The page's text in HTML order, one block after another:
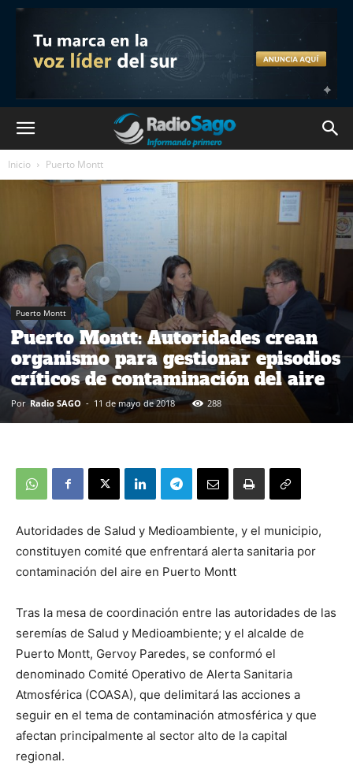
Inicio Puerto Montt
Puerto Montt
Puerto Montt: Autoridades crean
organismo para gestionar episodios
críticos de contaminación del aire
Por Radio SAGO - 11 de mayo de 2018 288
Autoridades de Salud y Medioambiente, y el municipio,
constituyen comité que enfrentará alerta sanitaria por
contaminación del aire en Puerto Montt
Tras la mesa de coordinación entre las autoridades de las
seremías de Salud y Medioambiente; y el alcalde de
Puerto Montt, Gervoy Paredes, se conformó el
denominado Comité Operativo de Alerta Sanitaria
Atmosférica (COASA), que delimitará las acciones a
seguir en el tema de contaminación atmosférica y que
afectan principalmente al sector alto de la capital
regional.